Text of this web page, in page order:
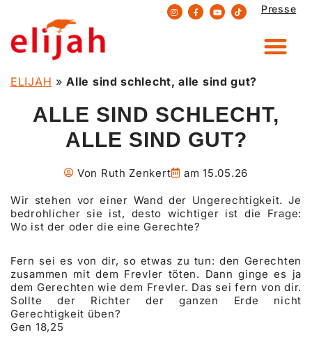
Zum
Inhalt
springen
Presse
ELIJAH »Alle sind schlecht, alle sind gut?
ALLE SIND SCHLECHT,
ALLE SIND GUT?
Von Ruth Zenkert am 15.05.26
Wir stehen vor einer Wand der Ungerechtigkeit. Je
bedrohlicher sie ist, desto wichtiger ist die Frage:
Wo ist der oder die eine Gerechte?
Fern sei es von dir, so etwas zu tun: den Gerechten
zusammen mit dem Frevler töten. Dann ginge es ja
dem Gerechten wie dem Frevler. Das sei fern von dir.
Sollte der Richter der ganzen Erde nicht
Gerechtigkeit üben?
Gen 18,25